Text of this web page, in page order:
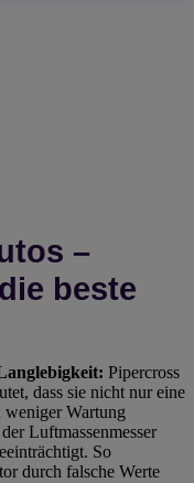
–
beste
Pipercross
dass sie nicht nur eine
weniger Wartung
Luftmassenmesser
So
durch falsche Werte